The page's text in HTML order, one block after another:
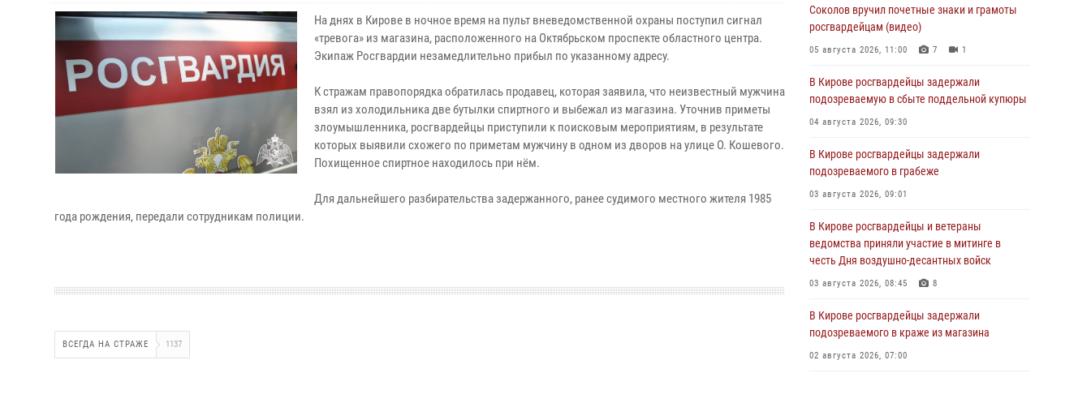
На днях в Кирове в ночное время на пульт вневедомственной охраны поступил сигнал
«тревога» из магазина, расположенного на Октябрьском проспекте областного центра.
Экипаж Росгвардии незамедлительно прибыл по указанному адресу.
К стражам правопорядка обратилась продавец, которая заявила, что неизвестный мужчина
взял из холодильника две бутылки спиртного и выбежал из магазина. Уточнив приметы
злоумышленника, росгвардейцы приступили к поисковым мероприятиям, в результате
которых выявили схожего по приметам мужчину в одном из дворов на улице О. Кошевого.
Похищенное спиртное находилось при нём.
Для дальнейшего разбирательства задержанного, ранее судимого местного жителя 1985
года рождения, передали сотрудникам полиции.
ВСЕГДА НА СТРАЖЕ 1137
Соколов вручил почетные знаки и грамоты
росгвардейцам (видео)
05 августа 2026, 11:00 7 1
В Кирове росгвардейцы задержали
подозреваемую в сбыте поддельной купюры
04 августа 2026, 09:30
В Кирове росгвардейцы задержали
подозреваемого в грабеже
03 августа 2026, 09:01
В Кирове росгвардейцы и ветераны
ведомства приняли участие в митинге в
честь Дня воздушно-десантных войск
03 августа 2026, 08:45 8
В Кирове росгвардейцы задержали
подозреваемого в краже из магазина
02 августа 2026, 07:00